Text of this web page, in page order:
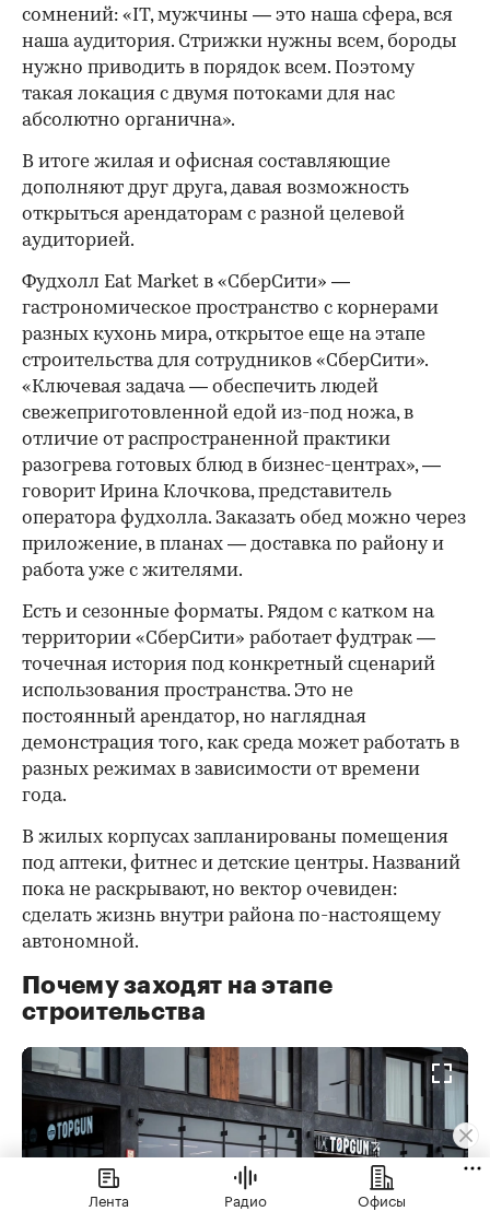
сомнений: «IT, мужчины — это наша сфера, вся
наша аудитория. Стрижки нужны всем, бороды
нужно приводить в порядок всем. Поэтому
такая локация с двумя потоками для нас
абсолютно органична».
В итоге жилая и офисная составляющие
дополняют друг друга, давая возможность
открыться арендаторам с разной целевой
аудиторией.
Фудхолл Eat Market в «СберСити» —
гастрономическое пространство с корнерами
разных кухонь мира, открытое еще на этапе
строительства для сотрудников «СберСити».
«Ключевая задача — обеспечить людей
свежеприготовленной едой из-под ножа, в
отличие от распространенной практики
разогрева готовых блюд в бизнес-центрах», —
говорит Ирина Клочкова, представитель
оператора фудхолла. Заказать обед можно через
приложение, в планах — доставка по району и
работа уже с жителями.
Есть и сезонные форматы. Рядом с катком на
территории «СберСити» работает фудтрак —
точечная история под конкретный сценарий
использования пространства. Это не
постоянный арендатор, но наглядная
демонстрация того, как среда может работать в
разных режимах в зависимости от времени
года.
В жилых корпусах запланированы помещения
под аптеки, фитнес и детские центры. Названий
пока не раскрывают, но вектор очевиден:
сделать жизнь внутри района по-настоящему
автономной.
Почему заходят на этапе
строительства
Лента Радио Офисы